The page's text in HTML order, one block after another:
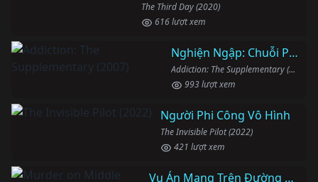
The Third Day (2020)
616 lượt xem
Nghiện Ngập: Chuỗi Phim Bổ Trợ
Addiction: The Supplementary (2007)
993 lượt xem
Người Phi Công Vô Hình
The Invisible Pilot (2022)
421 lượt xem
Vụ Án Mạng Trên Đường Middle Beach